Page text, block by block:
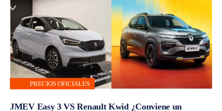
PRECIOS OFICIALES
JMEV Easy 3 VS Renault Kwid ¿Conviene un